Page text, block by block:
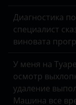
Great Wall
Hawtai
Honda
Диагностика
специалист
виновата
У меня на
осмотр
удаление
Машина все